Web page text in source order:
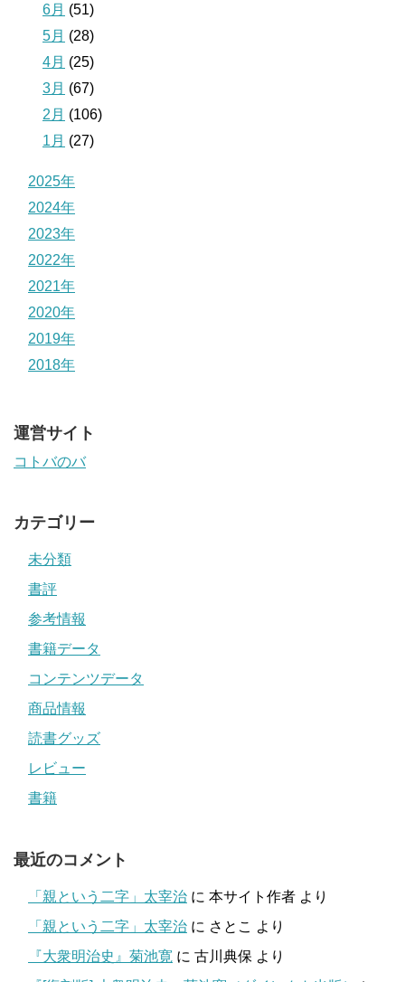
6月 (51)
5月 (28)
4月 (25)
3月 (67)
2月 (106)
1月 (27)
2025年
2024年
2023年
2022年
2021年
2020年
2019年
2018年
運営サイト
コトバのバ
カテゴリー
未分類
書評
参考情報
書籍データ
コンテンツデータ
商品情報
読書グッズ
レビュー
書籍
最近のコメント
「親という二字」太宰治 に 本サイト作者 より
「親という二字」太宰治 に さとこ より
『大衆明治史』菊池寛 に 古川典保 より